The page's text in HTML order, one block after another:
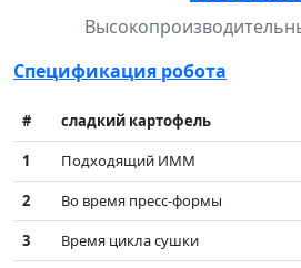
Спецификация робота
# сладкий картофель
1
Подходящий ИММ
2
Во время пресс-формы
3
Время цикла сушки